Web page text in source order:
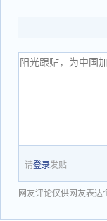
请登录发贴
网友评论仅供网友表